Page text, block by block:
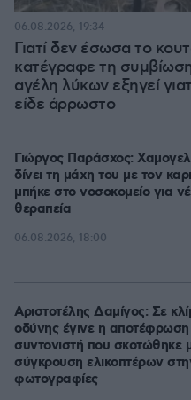
Γιατί δεν έσωσα το
κατέγραφε τη
αγέλη λύκων εξηγεί
είδε άρρωστο
06.08.2026, 19:34
Γιώργος Παράσχος:
δίνει τη μάχη του με τον
μπήκε στο νοσοκομείο για
θεραπεία
06.08.2026, 18:00
Αριστοτέλης Δαμίγος: Σε
οδύνης έγινε η αποτέφρωση
συντονιστή που σκοτώθηκε
σύγκρουση ελικοπτέρων
φωτογραφίες